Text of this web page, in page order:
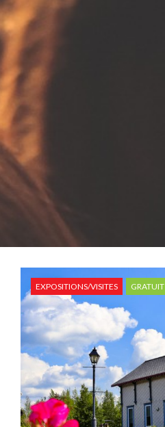
EXPOSITIONS/VISITES GRATUIT